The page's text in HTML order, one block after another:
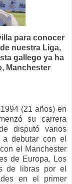
para conocer
nuestra Liga,
gallego ya ha
Manchester
(21 años) en
su carrera
disputó varios
debutar con el
el Manchester
de Europa. Los
de libras por el
en el primer